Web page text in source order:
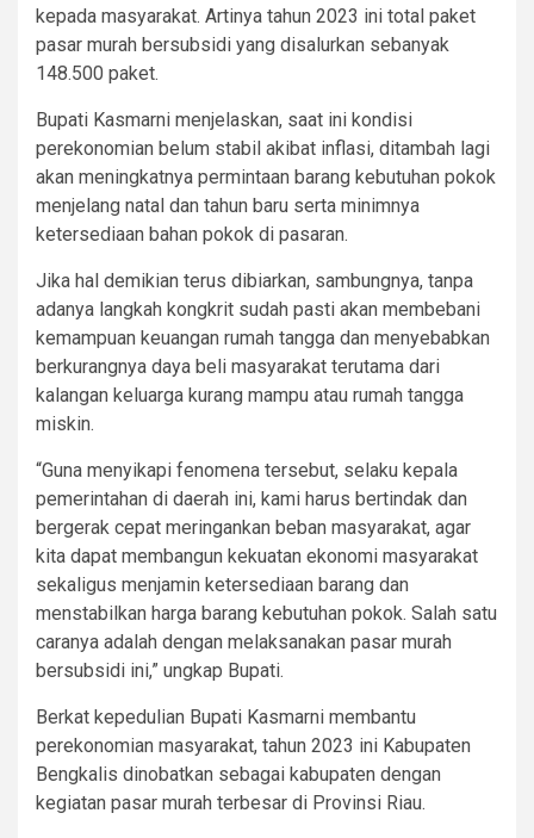
kepada masyarakat. Artinya tahun 2023 ini total paket
pasar murah bersubsidi yang disalurkan sebanyak
148.500 paket.
Bupati Kasmarni menjelaskan, saat ini kondisi
perekonomian belum stabil akibat inflasi, ditambah lagi
akan meningkatnya permintaan barang kebutuhan pokok
menjelang natal dan tahun baru serta minimnya
ketersediaan bahan pokok di pasaran.
Jika hal demikian terus dibiarkan, sambungnya, tanpa
adanya langkah kongkrit sudah pasti akan membebani
kemampuan keuangan rumah tangga dan menyebabkan
berkurangnya daya beli masyarakat terutama dari
kalangan keluarga kurang mampu atau rumah tangga
miskin.
“Guna menyikapi fenomena tersebut, selaku kepala
pemerintahan di daerah ini, kami harus bertindak dan
bergerak cepat meringankan beban masyarakat, agar
kita dapat membangun kekuatan ekonomi masyarakat
sekaligus menjamin ketersediaan barang dan
menstabilkan harga barang kebutuhan pokok. Salah satu
caranya adalah dengan melaksanakan pasar murah
bersubsidi ini,” ungkap Bupati.
Berkat kepedulian Bupati Kasmarni membantu
perekonomian masyarakat, tahun 2023 ini Kabupaten
Bengkalis dinobatkan sebagai kabupaten dengan
kegiatan pasar murah terbesar di Provinsi Riau.